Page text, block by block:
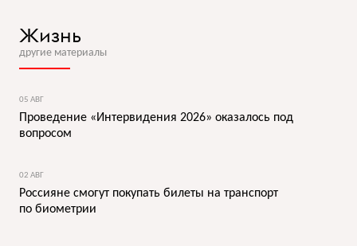
Жизнь
другие материалы
05 АВГ
Проведение «Интервидения 2026» оказалось под
вопросом
02 АВГ
Россияне смогут покупать билеты на транспорт
по биометрии